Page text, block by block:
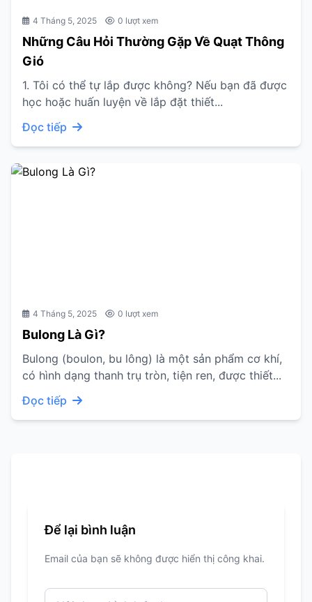
4 Tháng 5, 2025 0 lượt xem
Những Câu Hỏi Thường Gặp Về Quạt Thông
Gió
1. Tôi có thể tự lắp được không? Nếu bạn đã được
học hoặc huấn luyện về lắp đặt thiết...
Đọc tiếp
4 Tháng 5, 2025 0 lượt xem
Bulong Là Gì?
Bulong (boulon, bu lông) là một sản phẩm cơ khí,
có hình dạng thanh trụ tròn, tiện ren, được thiết...
Đọc tiếp
Để lại bình luận
Email của bạn sẽ không được hiển thị công khai.